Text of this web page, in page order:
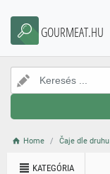
GOURMEAT.HU
Home Čaje dle druhu
KATEGÓRIA